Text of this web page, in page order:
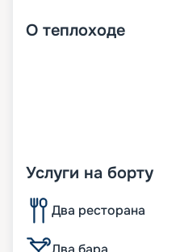
О теплоходе
Услуги на борту
Два ресторана